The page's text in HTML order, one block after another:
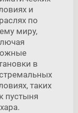
и
по
миру,
в
таких
пустыня